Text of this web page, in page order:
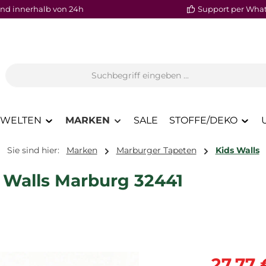
innerhalb von 24h Support per
MARKEN SALE STOFFE/DEKO
Sie sind hier: Marken Marburger Tapeten Kids Walls
Marburg 32441